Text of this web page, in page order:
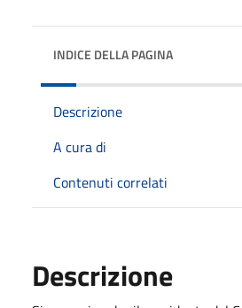
INDICE DELLA PAGINA
Descrizione
A cura di
Contenuti correlati
Descrizione